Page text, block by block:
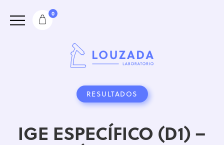
0
RESULTADOS
IGE ESPECÍFICO (D1) –